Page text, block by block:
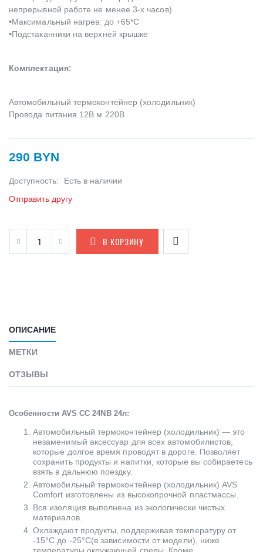
непрерывной работе не менее 3-х часов)
•Максимальный нагрев: до +65*С
•Подстаканники на верхней крышке
Комплектация:
Автомобильный термоконтейнер (холодильник)
Провода питания 12В м 220В
290 BYN
Доступность:
Есть в наличии
Отправить другу
В КОРЗИНУ
ОПИСАНИЕ
МЕТКИ
ОТЗЫВЫ
Особенности AVS CC 24NB 24л:
Автомобильный термоконтейнер (холодильник) — это
незаменимый аксессуар для всех автомобилистов,
которые долгое время проводят в дороге. Позволяет
сохранить продукты и напитки, которые вы собираетесь
взять в дальнюю поездку.
Автомобильный термоконтейнер (холодильник) AVS
Comfort изготовлены из высокопрочной пластмассы.
Вся изоляция выполнена из экологически чистых
материалов.
Охлаждают продукты, поддерживая температуру от
-15°C до -25°C(в зависимости от модели), ниже